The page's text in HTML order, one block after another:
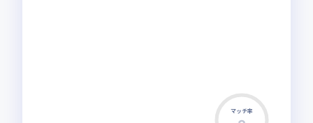
マッチ率